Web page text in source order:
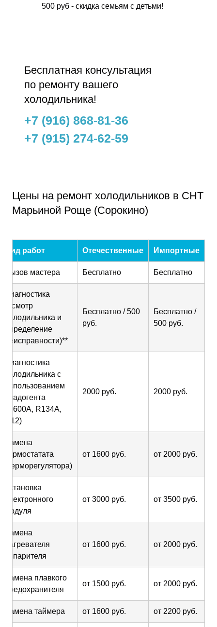
500 руб - скидка семьям с детьми!
Бесплатнaя консультация
по ремонту вашего
холодильника!
+7 (916) 868-81-36
+7 (915) 274-62-59
Цены на ремонт холодильников в СНТ
Марьиной Роще (Сорокино)
Вид работ Отечественные Импортные
Вызов мастера Бесплатно Бесплатно
Диагностика
(осмотр
холодильника и
определение
неисправности)**
Бесплатно / 500
руб.
Бесплатно /
500 руб.
Диагностика
холодильника с
использованием
хладогента
(R600A, R134A,
R12)
2000 руб. 2000 руб.
Замена
термостатата
(терморегулятора)
от 1600 руб. от 2000 руб.
Установка
электронного
модуля
от 3000 руб. от 3500 руб.
Замена
нагревателя
испарителя
от 1600 руб. от 2000 руб.
Замена плавкого
предохранителя
от 1500 руб. от 2000 руб.
Замена таймера от 1600 руб. от 2200 руб.